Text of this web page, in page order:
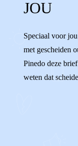
WENNEN
WISSELEN
ENIGE
JOU
Speciaal voor
met gescheiden
Pinedo deze
weten dat